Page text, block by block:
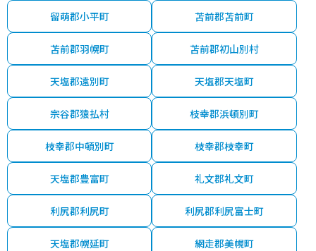
留萌郡小平町 苫前郡苫前町
苫前郡羽幌町 苫前郡初山別村
天塩郡遠別町 天塩郡天塩町
宗谷郡猿払村 枝幸郡浜頓別町
枝幸郡中頓別町 枝幸郡枝幸町
天塩郡豊富町 礼文郡礼文町
利尻郡利尻町 利尻郡利尻富士町
天塩郡幌延町 網走郡美幌町